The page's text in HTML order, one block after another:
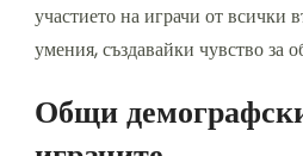
участието на играчи от всички
умения, създавайки чувство за
Общи